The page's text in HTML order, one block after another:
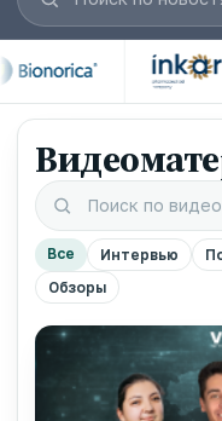
Все Интервью
Обзоры